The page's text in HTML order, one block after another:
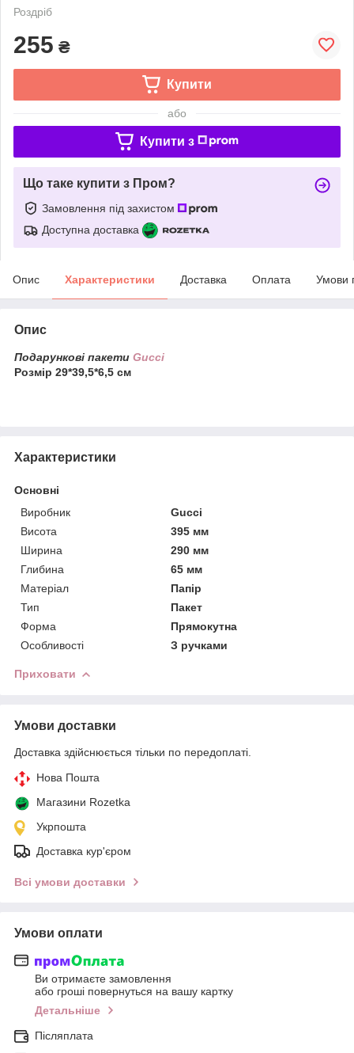
Роздріб
255 ₴
Купити
або
Купити з
Що таке купити з Пром?
Замовлення під захистом
Доступна доставка
Опис Характеристики Доставка Оплата Умови
Опис
Подарункові пакети Gucci
Розмір 29*39,5*6,5 см
Характеристики
Основні
Виробник
Gucci
Висота
395 мм
Ширина
290 мм
Глибина
65 мм
Матеріал
Папір
Тип
Пакет
Форма
Прямокутна
Особливості
З ручками
Приховати
Умови доставки
Доставка здійснюється тільки по передоплаті.
Нова Пошта
Магазини Rozetka
Укрпошта
Доставка кур'єром
Всі умови доставки
Умови оплати
Ви отримаєте замовлення
або гроші повернуться на вашу картку
Детальніше
Післяплата